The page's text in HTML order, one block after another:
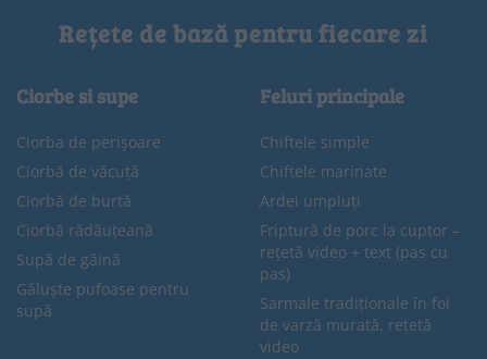
Rețete de bază pentru fiecare zi
Ciorbe si supe
Ciorba de perișoare
Ciorbă de văcuță
Ciorbă de burtă
Ciorbă rădăuțeană
Supă de găină
Găluște pufoase pentru
supă
Feluri principale
Chiftele simple
Chiftele marinate
Ardei umpluți
Friptură de porc la cuptor –
rețetă video + text (pas cu
pas)
Sarmale tradiționale în foi
de varză murată, rețetă
video